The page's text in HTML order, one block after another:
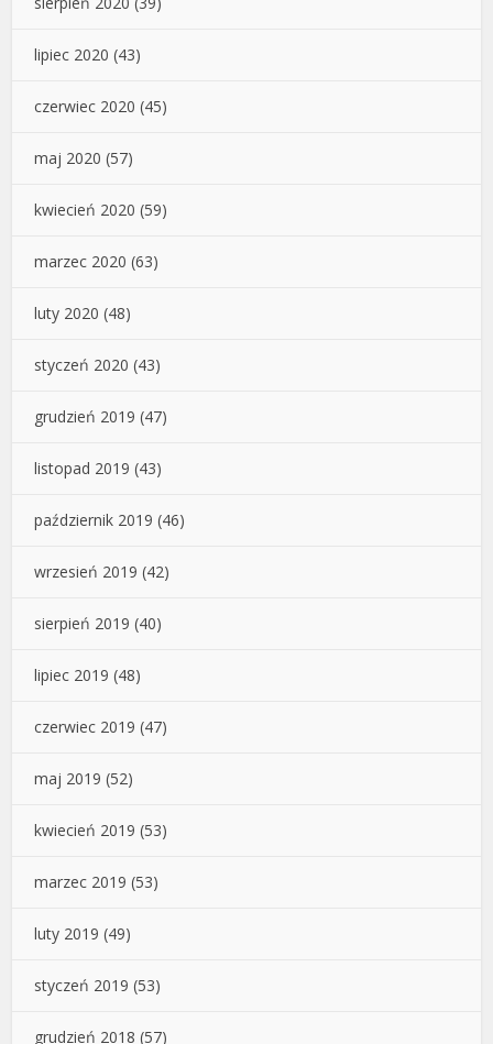
lipiec 2020 (43)
czerwiec 2020 (45)
maj 2020 (57)
kwiecień 2020 (59)
marzec 2020 (63)
luty 2020 (48)
styczeń 2020 (43)
grudzień 2019 (47)
listopad 2019 (43)
październik 2019 (46)
wrzesień 2019 (42)
sierpień 2019 (40)
lipiec 2019 (48)
czerwiec 2019 (47)
maj 2019 (52)
kwiecień 2019 (53)
marzec 2019 (53)
luty 2019 (49)
styczeń 2019 (53)
grudzień 2018 (57)